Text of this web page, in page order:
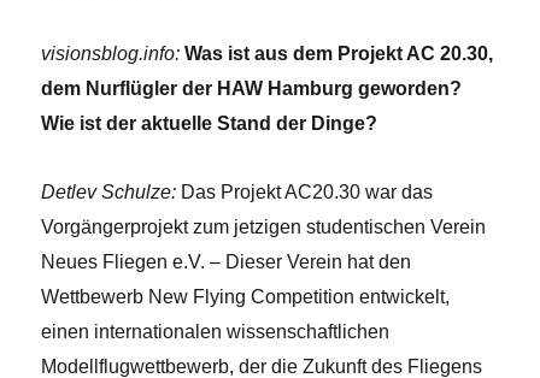
visionsblog.info: Was ist aus dem Projekt AC 20.30,
dem Nurflügler der HAW Hamburg geworden?
Wie ist der aktuelle Stand der Dinge?
Detlev Schulze: Das Projekt AC20.30 war das
Vorgängerprojekt zum jetzigen studentischen Verein
Neues Fliegen e.V. – Dieser Verein hat den
Wettbewerb New Flying Competition entwickelt,
einen internationalen wissenschaftlichen
Modellflugwettbewerb, der die Zukunft des Fliegens